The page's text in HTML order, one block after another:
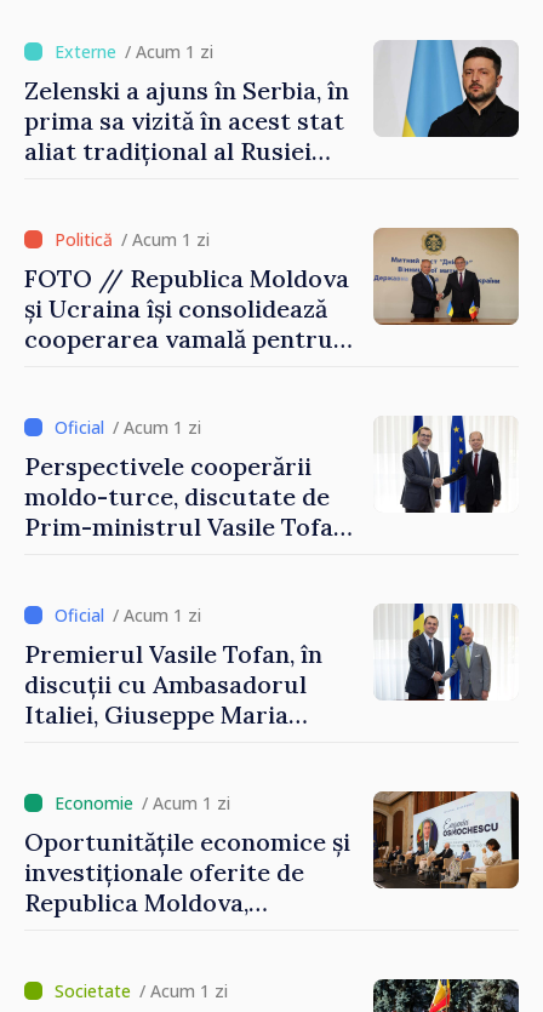
/ Acum 1 zi
Zelenski a ajuns în Serbia, în
prima sa vizită în acest stat
aliat tradițional al Rusiei
/ Acum 1 zi
FOTO // Republica Moldova
și Ucraina își consolidează
cooperarea vamală pentru
Reuniune la Moghiliov-
Podolsk
/ Acum 1 zi
Perspectivele cooperării
moldo-turce, discutate de
Prim-ministrul Vasile Tofan
/ Acum 1 zi
Premierul Vasile Tofan, în
discuții cu Ambasadorul
Italiei, Giuseppe Maria
/ Acum 1 zi
Oportunitățile economice și
investiționale oferite de
Republica Moldova,
Forumul Diasporei
/ Acum 1 zi